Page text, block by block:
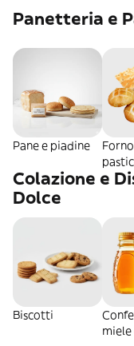
Panetteria e
Pane e piadine
Colazione e
Dolce
Biscotti
miele